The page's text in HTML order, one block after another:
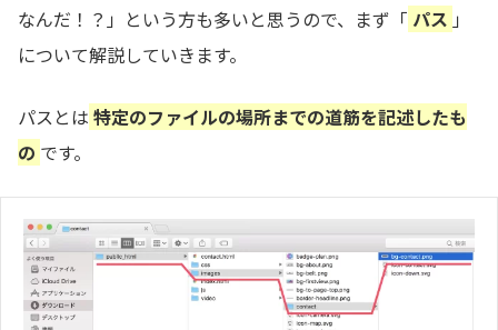
なんだ！？」という方も多いと思うので、まず「 パス 」
について解説していきます。
パスとは 特定のファイルの場所までの道筋を記述したも
の です。